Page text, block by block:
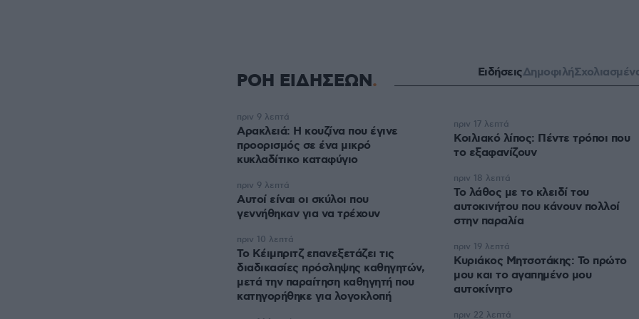
ΡΟΗ ΕΙΔΗΣΕΩΝ ΕιδήσειςΔημοφιλή
Αρακλειά: Η κουζίνα που έγινε
προορισμός σε ένα μικρό
κυκλαδίτικο καταφύγιο
πριν 9 λεπτά
Αυτοί είναι οι σκύλοι που
γεννήθηκαν για να τρέχουν
πριν 9 λεπτά
Το Κέιμπριτζ επανεξετάζει τις
διαδικασίες πρόσληψης καθηγητών,
μετά την παραίτηση καθηγητή που
κατηγορήθηκε για λογοκλοπή
πριν 10 λεπτά
Κοιλιακό λίπος: Πέντε τρόποι που
το εξαφανίζουν
πριν 17 λεπτά
Το λάθος με το κλειδί του
αυτοκινήτου που κάνουν πολλοί
στην παραλία
πριν 18 λεπτά
Κυριάκος Μητσοτάκης: Το πρώτο
μου και το αγαπημένο μου
αυτοκίνητο
πριν 19 λεπτά
πριν 22 λεπτά